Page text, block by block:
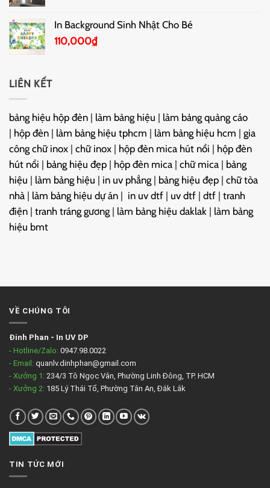
In Background Sinh Nhật Cho Bé
110,000₫
LIÊN KẾT
bảng hiệu hộp đèn | làm bảng hiệu | làm bảng quảng cáo
| hộp đèn | làm bảng hiệu tphcm | làm bảng hiệu hcm | gia
công chữ inox | chữ inox | hộp đèn mica hút nổi | hộp đèn
hút nổi | bảng hiệu đẹp | hộp đèn mica | chữ mica | bảng
hiệu | làm bảng hiệu | in uv phẳng | bảng hiệu đẹp | chữ tòa
nhà | làm bảng hiệu dự án | in uv dtf | uv dtf | dtf | tranh
điện | tranh tráng gương | làm bảng hiệu daklak | làm bảng
hiệu bmt
VỀ CHÚNG TÔI
Đinh Phan - In UV DP
- Hotline/Zalo: 0947.98.0022
- Email: quanlv.dinhphan@gmail.com
- Xưởng 1: 234/3 Tô Ngọc Vân, Phường Linh Đông, TP. HCM
- Xưởng 2: 185 Lý Thái Tổ, Phường Tân An, Đắk Lắk
TIN TỨC MỚI